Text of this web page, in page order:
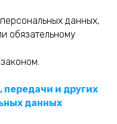
данных,
обязательному
передачи и других
данных